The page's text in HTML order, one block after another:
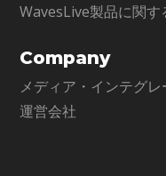
WavesLive製品に関
Company
メディア・インテグ
運営会社